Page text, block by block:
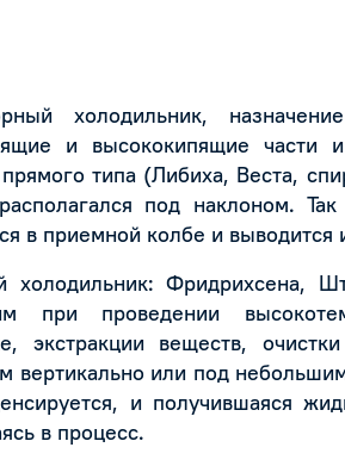
холодильник,
и высококипящие части
типа (Либиха, Веста,
под наклоном.
в приемной колбе и выводится
холодильник: Фридрихсена,
при проведении
экстракции веществ,
вертикально или под
и получившаяся
в процесс.